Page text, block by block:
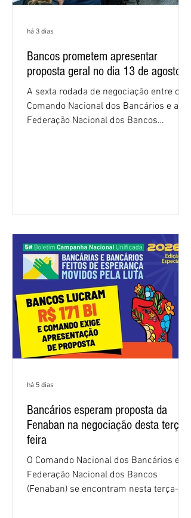
Bancos prometem apresentar
proposta geral no dia 13 de agosto
A sexta rodada de negociação entre o
Comando Nacional dos Bancários e a
Federação Nacional dos Bancos
frustrando a expectativa de evolução
nas negociações da Campanha salarial
2026. Durante o encontro, o movimento
sindical voltou a defender a val
há 3 dias
Bancários esperam proposta da
Fenaban na negociação desta terça-
feira
O Comando Nacional dos Bancários e a
Federação Nacional dos Bancos
(Fenaban) se encontram nesta terça-
há 5 dias